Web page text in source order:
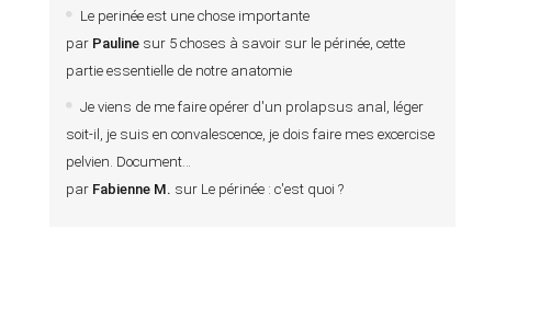
Le perinée est une chose importante
par Pauline sur 5 choses à savoir sur le périnée, cette
partie essentielle de notre anatomie
Je viens de me faire opérer d'un prolapsus anal, léger
soit-il, je suis en convalescence, je dois faire mes excercise
pelvien. Document
par Fabienne M. sur Le périnée : c'est quoi ?